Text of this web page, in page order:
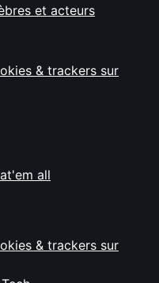
et acteurs
& trackers sur
all
& trackers sur